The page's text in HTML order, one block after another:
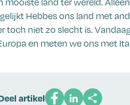
Hebbes ons land met
toch niet zo slecht is.
en meten we ons met
artikel